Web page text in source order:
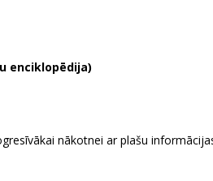
enciklopēdija)
nākotnei ar plašu